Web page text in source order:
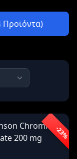
Προϊόντα)
-23%